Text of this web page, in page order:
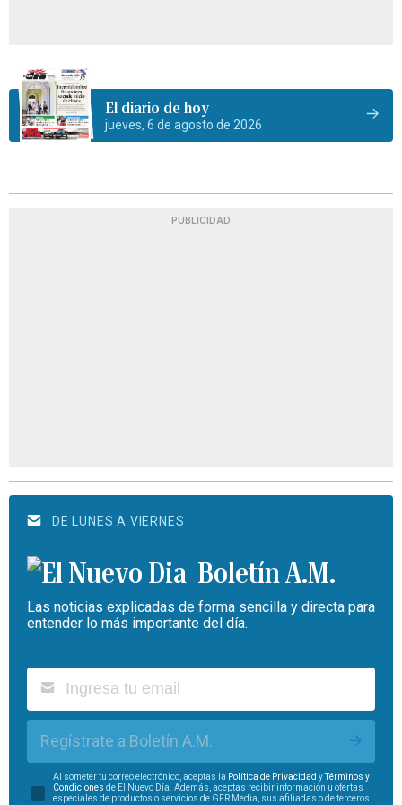
El diario de hoy
jueves, 6 de agosto de 2026
PUBLICIDAD
DE LUNES A VIERNES
Boletín A.M.
Las noticias explicadas de forma sencilla y directa para
entender lo más importante del día.
Regístrate a Boletín A.M.
Al someter tu correo electrónico, aceptas la Política de Privacidad yTérminos y
Condiciones de El Nuevo Día. Además, aceptas recibir información u ofertas
especiales de productos o servicios de GFR Media, sus afiliadas o de terceros.